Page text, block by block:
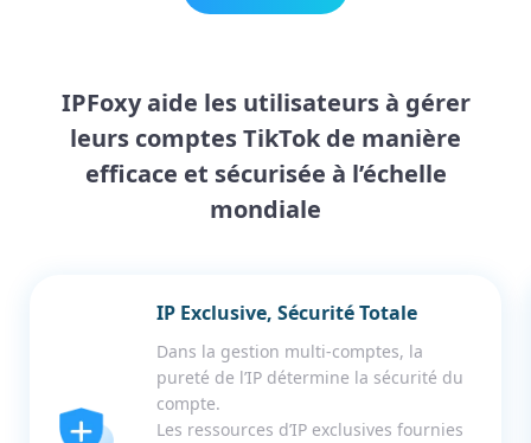
IPFoxy aide les utilisateurs à gérer
leurs comptes TikTok de manière
efficace et sécurisée à l’échelle
mondiale
IP Exclusive, Sécurité Totale
Dans la gestion multi-comptes, la
pureté de l’IP détermine la sécurité du
compte.
Les ressources d’IP exclusives fournies